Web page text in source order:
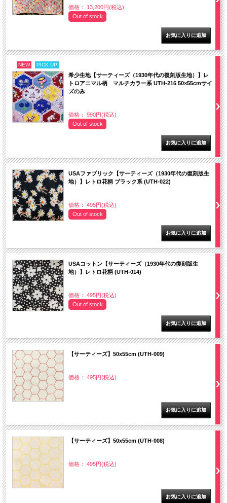
価格： 13,200円(税込)
Out of stock
NEW PICK UP
希少生地【サーティーズ（1930年代の復刻版生地）】レ
トロアニマル柄 マルチカラー系 UTH-216 50×55cmサイ
ズのみ
価格： 990円(税込)
Out of stock
USAファブリック【サーティーズ（1930年代の復刻版生
地）】レトロ花柄 ブラック系 (UTH-022)
価格： 495円(税込)
Out of stock
USAコットン【サーティーズ（1930年代の復刻版生
地）】レトロ花柄 (UTH-014)
価格： 495円(税込)
Out of stock
【サーティーズ】50x55cm (UTH-009)
価格： 495円(税込)
【サーティーズ】50x55cm (UTH-008)
価格： 495円(税込)